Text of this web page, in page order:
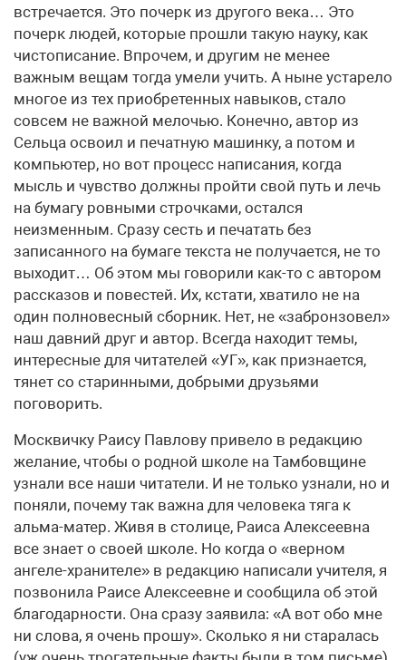
встречается. Это почерк из другого века… Это
почерк людей, которые прошли такую науку, как
чистописание. Впрочем, и другим не менее
важным вещам тогда умели учить. А ныне устарело
многое из тех приобретенных навыков, стало
совсем не важной мелочью. Конечно, автор из
Сельца освоил и печатную машинку, а потом и
компьютер, но вот процесс написания, когда
мысль и чувство должны пройти свой путь и лечь
на бумагу ровными строчками, остался
неизменным. Сразу сесть и печатать без
записанного на бумаге текста не получается, не то
выходит… Об этом мы говорили как-то с автором
рассказов и повестей. Их, кстати, хватило не на
один полновесный сборник. Нет, не «забронзовел»
наш давний друг и автор. Всегда находит темы,
интересные для читателей «УГ», как признается,
тянет со старинными, добрыми друзьями
поговорить.
Москвичку Раису Павлову привело в редакцию
желание, чтобы о родной школе на Тамбовщине
узнали все наши читатели. И не только узнали, но и
поняли, почему так важна для человека тяга к
альма-матер. Живя в столице, Раиса Алексеевна
все знает о своей школе. Но когда о «верном
ангеле-хранителе» в редакцию написали учителя, я
позвонила Раисе Алексеевне и сообщила об этой
благодарности. Она сразу заявила: «А вот обо мне
ни слова, я очень прошу». Сколько я ни старалась